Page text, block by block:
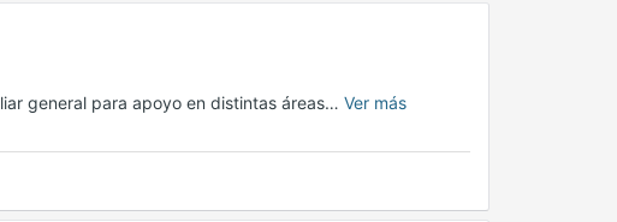
general para apoyo en distintas áreas… Ver más